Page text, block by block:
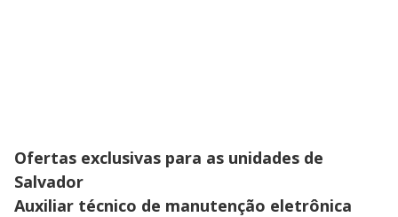
Ofertas exclusivas para as unidades de
Salvador
Auxiliar técnico de manutenção eletrônica